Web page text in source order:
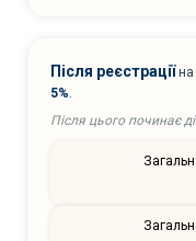
Після реєстрації на
5%.
Після цього починає